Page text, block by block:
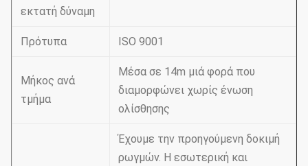
εκτατή δύναμη
Πρότυπα ISO 9001
Μήκος ανά
τμήμα
Μέσα σε 14m μιά φορά που
διαμορφώνει χωρίς ένωση
ολίσθησης
Έχουμε την προηγούμενη δοκιμή
ρωγμών. Η εσωτερική και